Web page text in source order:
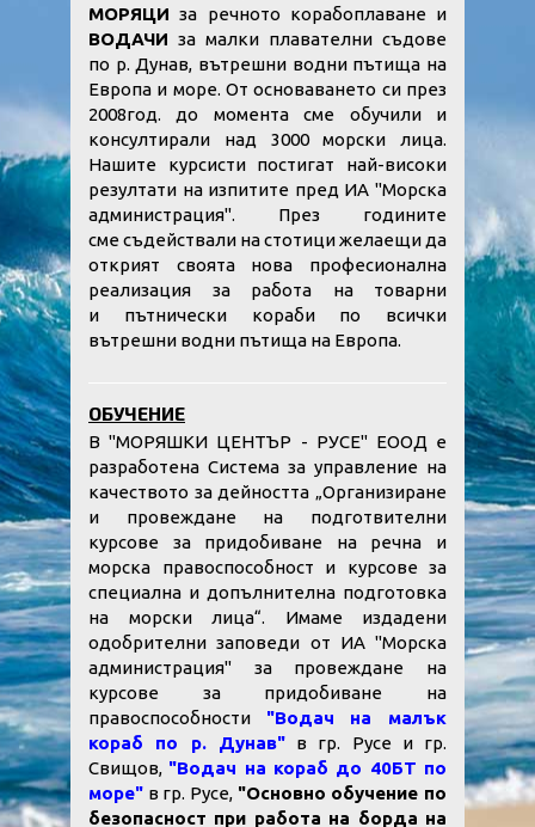
МОРЯЦИ за речното корабоплаване и
ВОДАЧИ за малки плавателни съдове
по р. Дунав, вътрешни водни пътища на
Европа и море. От основаването си през
2008год. до момента сме обучили и
консултирали над 3000 морски лица.
Нашите курсисти постигат най-високи
резултати на изпитите пред ИА "Морска
администрация". През годините
сме съдействали на стотици желаещи да
открият своята нова професионална
реализация за работа на товарни
и пътнически кораби по всички
вътрешни водни пътища на Европа.
ОБУЧЕНИЕ
В "МОРЯШКИ ЦЕНТЪР - РУСЕ" ЕООД е
разработена Система за управление на
качеството за дейността „Организиране
и провеждане на подготвителни
курсове за придобиване на речна и
морска правоспособност и курсове за
специална и допълнителна подготовка
на морски лица“. Имаме издадени
одобрителни заповеди от ИА "Морска
администрация" за провеждане на
курсове за придобиване на
правоспособности "Водач на малък
кораб по р. Дунав"в гр. Русе и гр.
Свищов, "Водач на кораб до 40БТ по
море" в гр. Русе, "Основно обучение по
безопасност при работа на борда на